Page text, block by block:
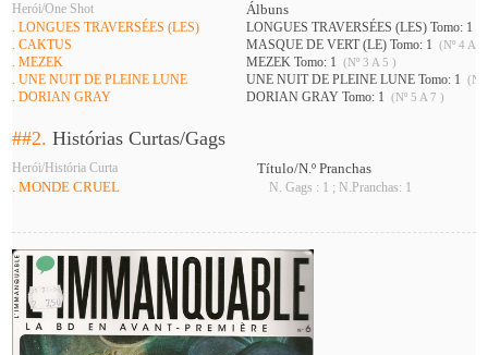
Herói/One Shot Álbuns
. LONGUES TRAVERSÉES (LES) LONGUES TRAVERSÉES (LES) Tomo: 1
. CAKTUS MASQUE DE VERT (LE) Tomo: 1 (Nº 4 A 5
. MEZEK MEZEK Tomo: 1 (Nº 3 A 5 )
. UNE NUIT DE PLEINE LUNE UNE NUIT DE PLEINE LUNE Tomo: 1 (Nº
. DORIAN GRAY DORIAN GRAY Tomo: 1 (Nº 5 A 7 )
##2.Histórias Curtas/Gags
Herói/História Curta
Título/N.º Pranchas
. MONDE CRUEL
N. Gags : 1 ; N.Pranchas: 1